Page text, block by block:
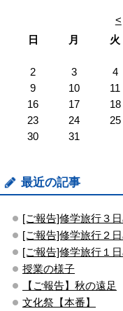
<
日
月 火
2
3 4
9
10 11
16
17 18
23
24 25
30
31
最近の記事
[ご報告]修学旅行３
[ご報告]修学旅行２
[ご報告]修学旅行１
授業の様子
【ご報告】秋の遠足
文化祭【本番】